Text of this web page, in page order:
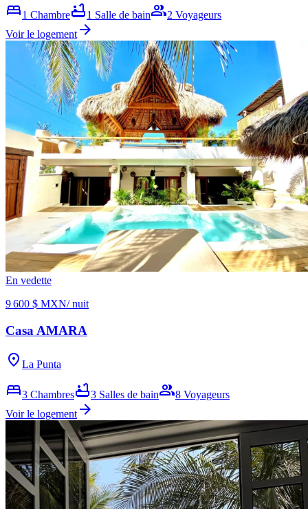
bed1 Chambrebathtub1 Salle de baingroup2 Voyageurs
Voir le logement arrow_forward
En vedette
9 600 $ MXN/ nuit
Casa AMARA
location_on La Punta
bed3 Chambresbathtub3 Salles de baingroup8 Voyageurs
Voir le logement arrow_forward